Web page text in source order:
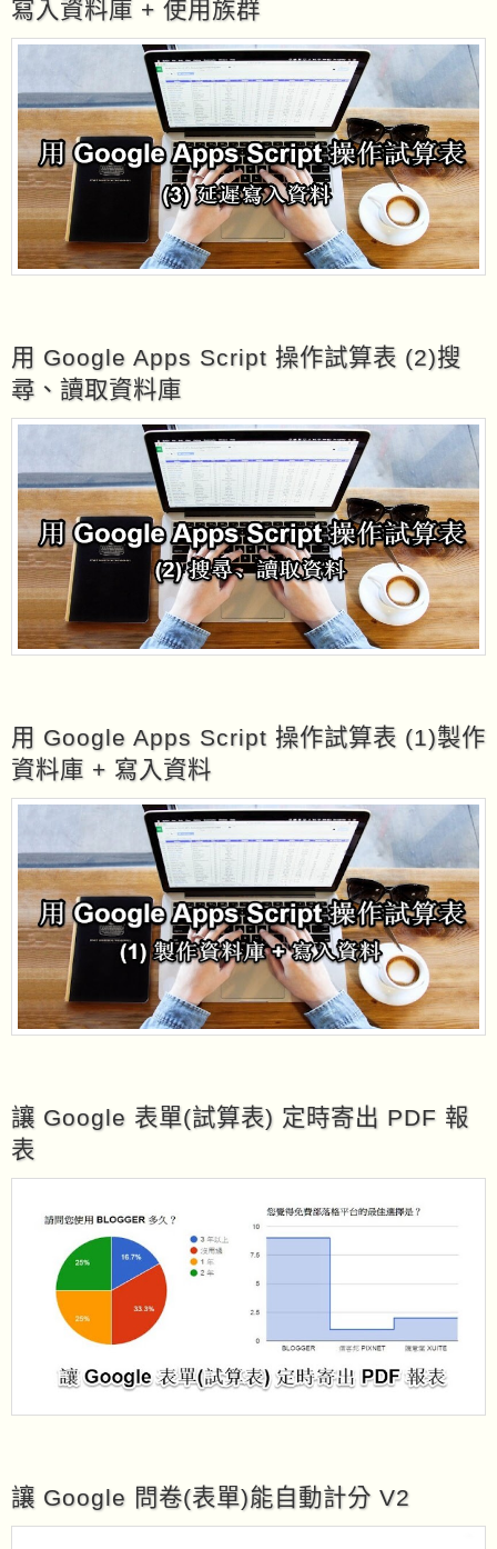
寫入資料庫 + 使用族群
用 Google Apps Script 操作試算表 (2)搜
尋、讀取資料庫
用 Google Apps Script 操作試算表 (1)製作
資料庫 + 寫入資料
讓 Google 表單(試算表) 定時寄出 PDF 報
表
讓 Google 問卷(表單)能自動計分 V2